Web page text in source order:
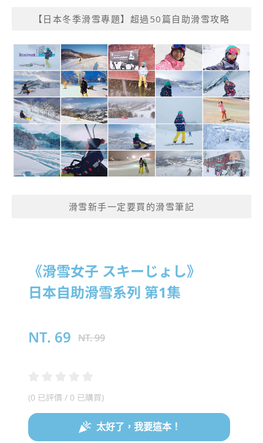
【日本冬季滑雪專題】超過50篇自助滑雪攻略
滑雪新手一定要買的滑雪筆記